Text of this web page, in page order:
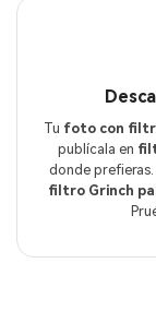
Tu foto con
publícala en
donde prefieras.
filtro Grinch